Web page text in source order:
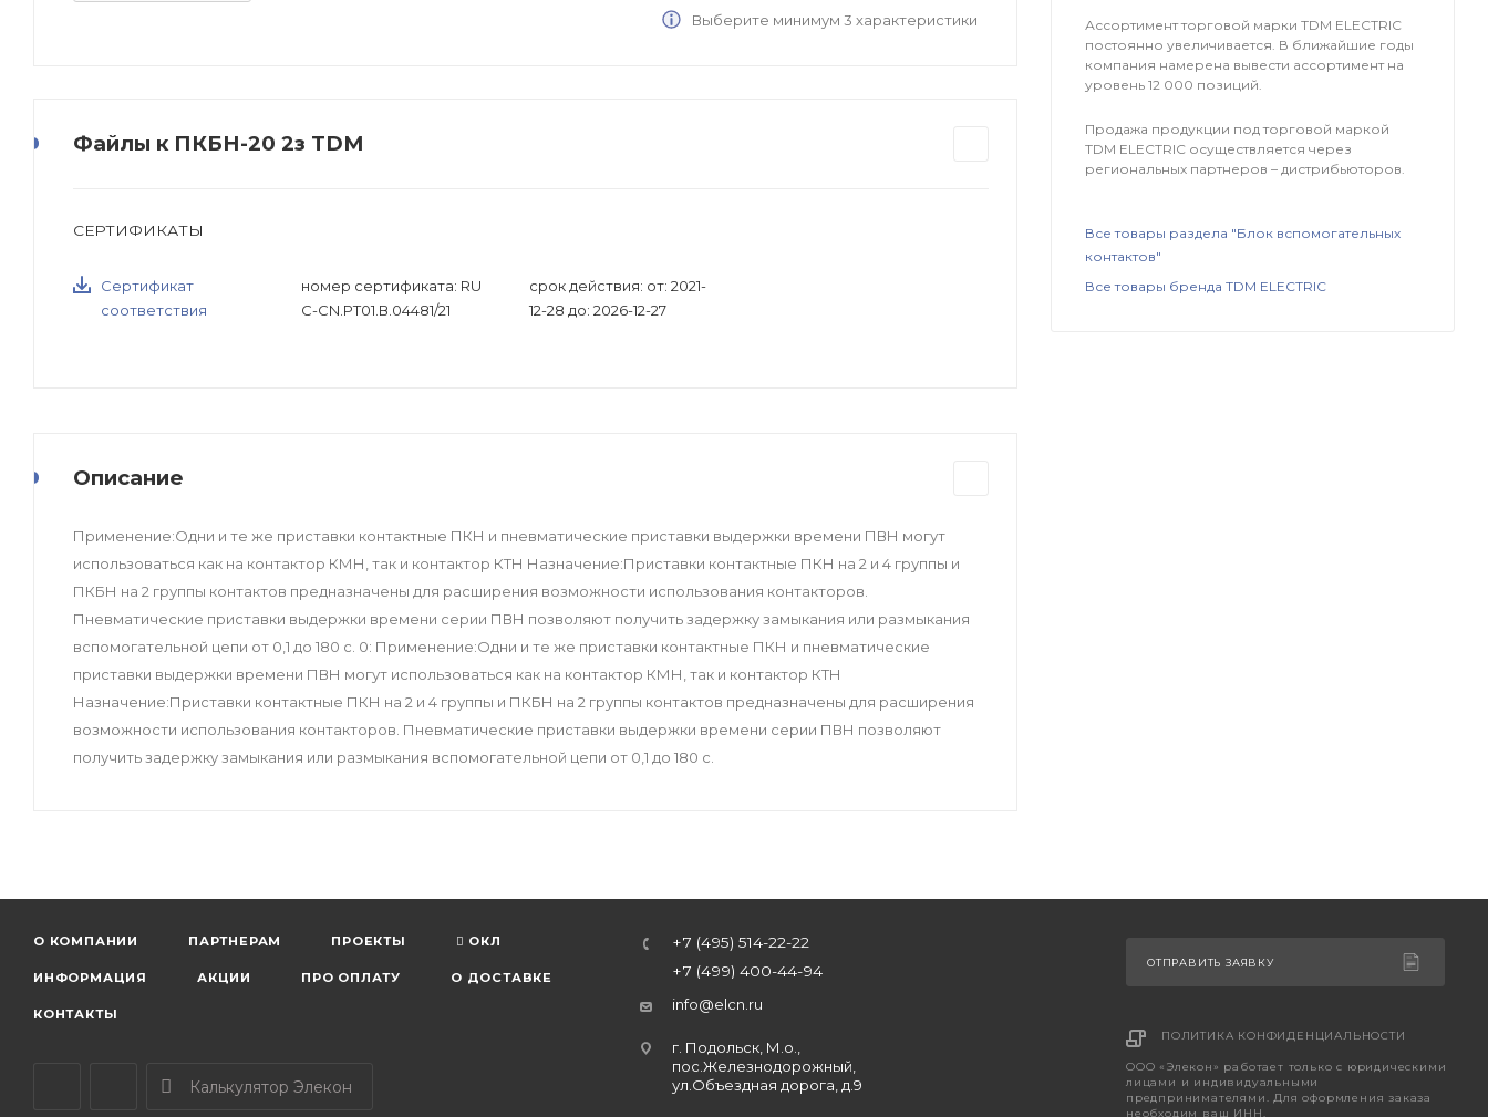
Выберите минимум 3 характеристики
Файлы к ПКБН-20 2з TDM
СЕРТИФИКАТЫ
Сертификат
соответствия
номер сертификата: RU
C-CN.РТ01.В.04481/21
срок действия: от: 2021-
12-28 до: 2026-12-27
Описание
Применение:Одни и те же приставки контактные ПКН и пневматические приставки выдержки времени ПВН могут
использоваться как на контактор КМН, так и контактор КТН Назначение:Приставки контактные ПКН на 2 и 4 группы и
ПКБН на 2 группы контактов предназначены для расширения возможности использования контакторов.
Пневматические приставки выдержки времени серии ПВН позволяют получить задержку замыкания или размыкания
вспомогательной цепи от 0,1 до 180 с. 0: Применение:Одни и те же приставки контактные ПКН и пневматические
приставки выдержки времени ПВН могут использоваться как на контактор КМН, так и контактор КТН
Назначение:Приставки контактные ПКН на 2 и 4 группы и ПКБН на 2 группы контактов предназначены для расширения
возможности использования контакторов. Пневматические приставки выдержки времени серии ПВН позволяют
получить задержку замыкания или размыкания вспомогательной цепи от 0,1 до 180 с.
Ассортимент торговой марки TDM ЕLECTRIC
постоянно увеличивается. В ближайшие годы
компания намерена вывести ассортимент на
уровень 12 000 позиций.
Продажа продукции под торговой маркой
TDM ЕLECTRIC осуществляется через
региональных партнеров – дистрибьюторов.
Все товары раздела "Блок вспомогательных
контактов"
Все товары бренда TDM ЕLECTRIC
О КОМПАНИИ ПАРТНЕРАМ ПРОЕКТЫ ОКЛ
ИНФОРМАЦИЯ АКЦИИ ПРО ОПЛАТУ О ДОСТАВКЕ
КОНТАКТЫ
Калькулятор Элекон
+7 (495) 514-22-22
+7 (499) 400-44-94
info@elcn.ru
г. Подольск, М.о.,
пос.Железнодорожный,
ул.Объездная дорога, д.9
ОТПРАВИТЬ ЗАЯВКУ
ПОЛИТИКА КОНФИДЕНЦИАЛЬНОСТИ
ООО «Элекон» работает только с юридическими
лицами и индивидуальными
предпринимателями. Для оформления заказа
необходим ваш ИНН.